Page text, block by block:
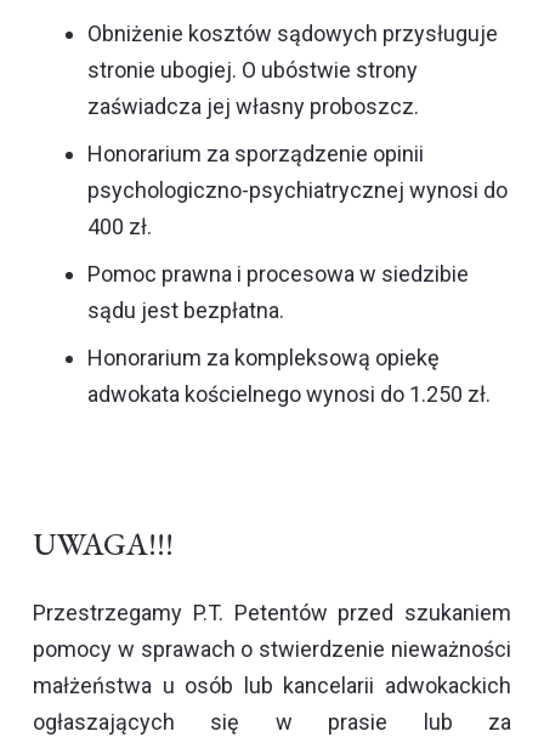
Obniżenie kosztów sądowych przysługuje
stronie ubogiej. O ubóstwie strony
zaświadcza jej własny proboszcz.
Honorarium za sporządzenie opinii
psychologiczno-psychiatrycznej wynosi do
400 zł.
Pomoc prawna i procesowa w siedzibie
sądu jest bezpłatna.
Honorarium za kompleksową opiekę
adwokata kościelnego wynosi do 1.250 zł.
UWAGA!!!
Przestrzegamy P.T. Petentów przed szukaniem
pomocy w sprawach o stwierdzenie nieważności
małżeństwa u osób lub kancelarii adwokackich
ogłaszających się w prasie lub za